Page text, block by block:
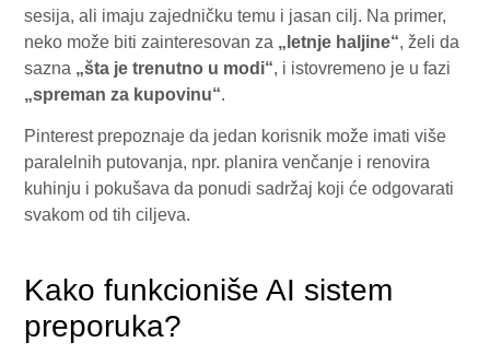
sesija, ali imaju zajedničku temu i jasan cilj. Na primer,
neko može biti zainteresovan za „letnje haljine“, želi da
sazna „šta je trenutno u modi“, i istovremeno je u fazi
„spreman za kupovinu“.
Pinterest prepoznaje da jedan korisnik može imati više
paralelnih putovanja, npr. planira venčanje i renovira
kuhinju i pokušava da ponudi sadržaj koji će odgovarati
svakom od tih ciljeva.
Kako funkcioniše AI sistem
preporuka?